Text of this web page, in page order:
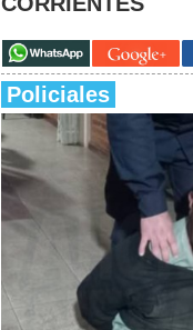
Policiales